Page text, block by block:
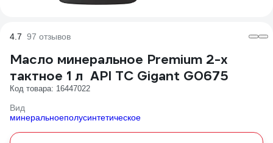
4.7 97 отзывов
Масло минеральное Premium 2-х
тактное 1 л API TC Gigant G0675
Код товара: 16447022
Вид
минеральноеполусинтетическое